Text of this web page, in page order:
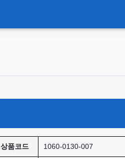
상품코드 1060-0130-007